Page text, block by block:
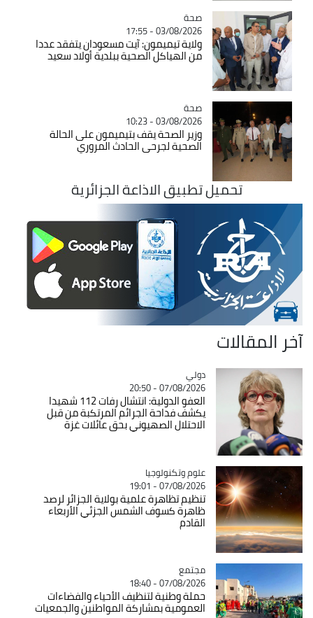
Catégorie
صحة
03/08/2026 - 17:55
ولاية تيميمون: آيت مسعودان يتفقد عددا
من الهياكل الصحية ببلدية أولاد سعيد
Catégorie
صحة
03/08/2026 - 10:23
وزير الصحة يقف بتيميمون على الحالة
الصحية لجرحى الحادث المروري
تحميل تطبيق الاذاعة الجزائرية
آخر المقالات
Catégorie
دولي
07/08/2026 - 20:50
العفو الدولية: انتشال رفات 112 شهيدا
يكشف فداحة الجرائم المرتكبة من قبل
الاحتلال الصهيوني بحق عائلات غزة
Catégorie
علوم وتكنولوجيا
07/08/2026 - 19:01
تنظيم تظاهرة علمية بولاية الجزائر لرصد
ظاهرة كسوف الشمس الجزئي الأربعاء
القادم
Catégorie
مجتمع
07/08/2026 - 18:40
حملة وطنية لتنظيف الأحياء والفضاءات
العمومية بمشاركة المواطنين والجمعيات